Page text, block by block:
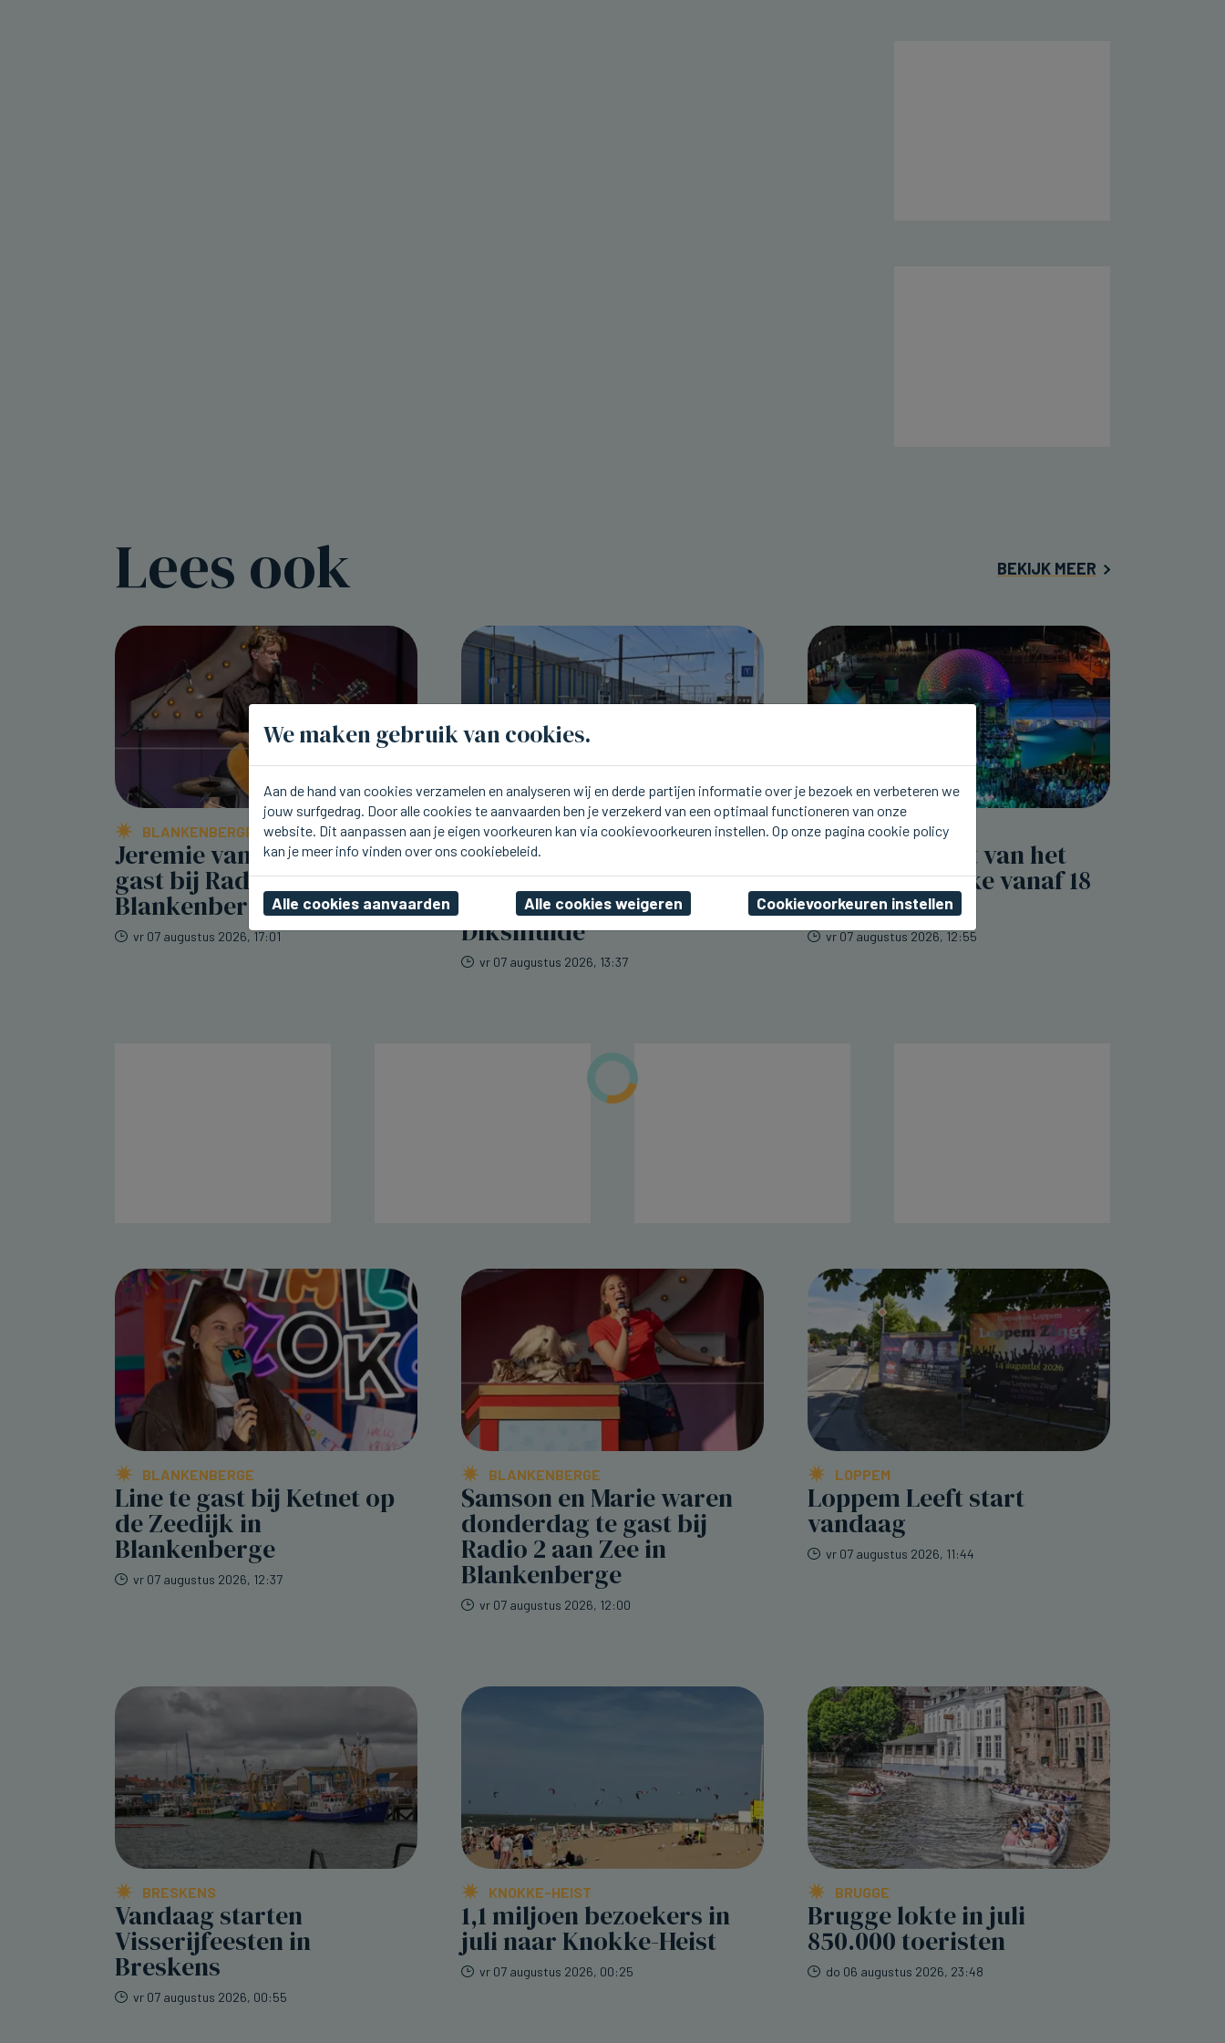
Lees ook BEKIJK MEER
BLANKENBERGE
Jeremie vanmiddag te
gast bij Radio 2 aan Zee in
Blankenberge
vr 07 augustus 2026, 17:01
LICHTERVELDE
Treinverkeer
onderbroken tussen
Lichtervelde en
Diksmuide
vr 07 augustus 2026, 13:37
KNOKKE-HEIST
Vandaag Nacht van het
Zoute in Knokke vanaf 18
uur
vr 07 augustus 2026, 12:55
BLANKENBERGE
Line te gast bij Ketnet op
de Zeedijk in
Blankenberge
vr 07 augustus 2026, 12:37
BLANKENBERGE
Samson en Marie waren
donderdag te gast bij
Radio 2 aan Zee in
Blankenberge
vr 07 augustus 2026, 12:00
LOPPEM
Loppem Leeft start
vandaag
vr 07 augustus 2026, 11:44
BRESKENS
Vandaag starten
Visserijfeesten in
Breskens
vr 07 augustus 2026, 00:55
KNOKKE-HEIST
1,1 miljoen bezoekers in
juli naar Knokke-Heist
vr 07 augustus 2026, 00:25
BRUGGE
Brugge lokte in juli
850.000 toeristen
do 06 augustus 2026, 23:48
We maken gebruik van cookies.
Aan de hand van cookies verzamelen en analyseren wij en derde partijen informatie over je bezoek en verbeteren we
jouw surfgedrag. Door alle cookies te aanvaarden ben je verzekerd van een optimaal functioneren van onze
website. Dit aanpassen aan je eigen voorkeuren kan via cookievoorkeuren instellen. Op onze pagina cookie policy
kan je meer info vinden over ons cookiebeleid.
Alle cookies aanvaarden Alle cookies weigeren Cookievoorkeuren instellen